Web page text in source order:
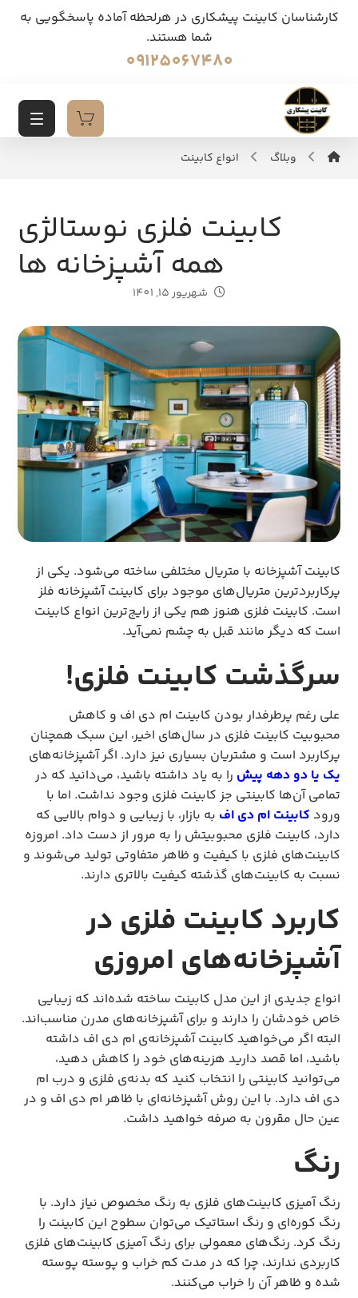
کارشناسان کابینت پیشکاری در هرلحظه آماده پاسخگویی به
شما هستند.
09125067480
وبلاگ انواع کابینت
کابینت فلزی نوستالژی
همه آشپزخانه ها
شهریور 15, 1401
کابینت آشپزخانه با متریال مختلفی ساخته می‌شود. یکی از
پرکاربردترین متریال‌های موجود برای کابینت آشپزخانه فلز
است. کابینت فلزی هنوز هم یکی از رایج‌ترین انواع کابینت
است که دیگر مانند قبل به چشم نمی‌آید.
سرگذشت کابینت فلزی!
علی رغم پرطرفدار بودن کابینت ام دی اف و کاهش
محبوبیت کابینت فلزی در سال‌های اخیر، این سبک همچنان
پرکاربرد است و مشتریان بسیاری نیز دارد. اگر آشپزخانه‌های
یک یا دو دهه پیش را به یاد داشته باشید، می‌دانید که در
تمامی آن‌ها کابینتی جز کابینت فلزی وجود نداشت. اما با
ورود کابینت ام دی اف به بازار، با زیبایی و دوام بالایی که
دارد، کابینت فلزی محبوبیتش را به مرور از دست داد. امروزه
کابینت‌های فلزی با کیفیت و ظاهر متفاوتی تولید می‌شوند و
نسبت به کابینت‌های گذشته کیفیت بالاتری دارند.
کاربرد کابینت فلزی در
آشپزخانه‌های امروزی
انواع جدیدی از این مدل کابینت ساخته شده‌اند که زیبایی
خاص خودشان را دارند و برای آشپزخانه‌های مدرن مناسب‌اند.
البته اگر می‌خواهید کابینت آشپزخانه‌ی ام دی اف داشته
باشید، اما قصد دارید هزینه‌های خود را کاهش دهید،
می‌توانید کابینتی را انتخاب کنید که بدنه‌ی فلزی و درب ام
دی اف دارد. با این روش آشپزخانه‌ای با ظاهر ام دی اف و در
عین حال مقرون به صرفه خواهید داشت.
رنگ
رنگ آمیزی کابینت‌های فلزی به رنگ مخصوص نیاز دارد. با
رنگ کوره‌ای و رنگ استاتیک می‌توان سطوح این کابینت را
رنگ کرد. رنگ‌های معمولی برای رنگ آمیزی کابینت‌های فلزی
کاربردی ندارند، چرا که در مدت کم خراب و پوسته پوسته
شده و ظاهر آن را خراب می‌کنند.